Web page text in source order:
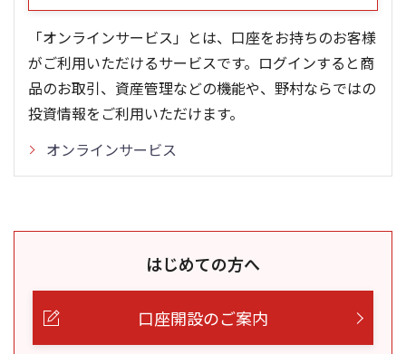
「オンラインサービス」とは、口座をお持ちのお客様
がご利用いただけるサービスです。ログインすると商
品のお取引、資産管理などの機能や、野村ならではの
投資情報をご利用いただけます。
オンラインサービス
はじめての方へ
口座開設のご案内